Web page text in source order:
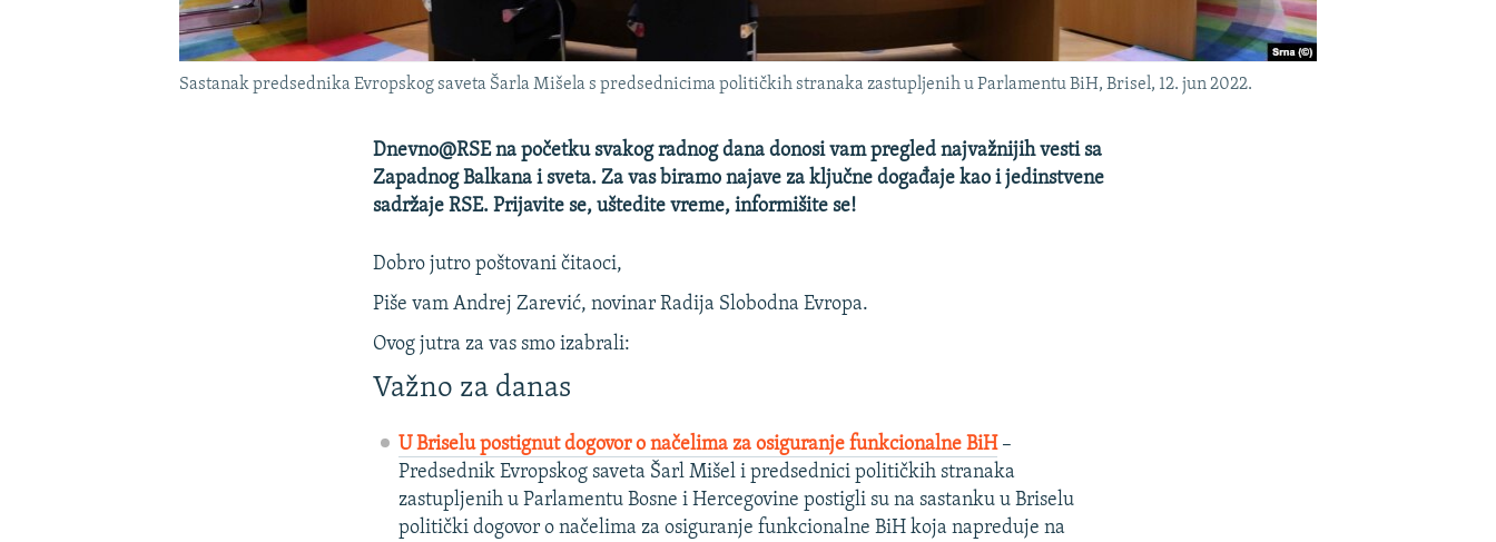
Sastanak predsednika Evropskog saveta Šarla Mišela s predsednicima političkih stranaka zastupljenih u Parlamentu BiH, Brisel, 12. jun 2022.
Dnevno@RSE na početku svakog radnog dana donosi vam pregled najvažnijih vesti sa
Zapadnog Balkana i sveta. Za vas biramo najave za ključne događaje kao i jedinstvene
sadržaje RSE. Prijavite se, uštedite vreme, informišite se!
Dobro jutro poštovani čitaoci,
Piše vam Andrej Zarević, novinar Radija Slobodna Evropa.
Ovog jutra za vas smo izabrali:
Važno za danas
U Briselu postignut dogovor o načelima za osiguranje funkcionalne BiH–
Predsednik Evropskog saveta Šarl Mišel i predsednici političkih stranaka
zastupljenih u Parlamentu Bosne i Hercegovine postigli su na sastanku u Briselu
politički dogovor o načelima za osiguranje funkcionalne BiH koja napreduje na